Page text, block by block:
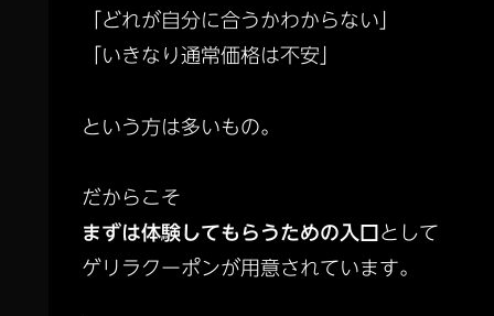
「どれが自分に合うかわからない」
「いきなり通常価格は不安」
という方は多いもの。
だからこそ
まずは体験してもらうための入口 として
ゲリラクーポンが用意されています。